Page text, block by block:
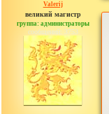
Valerij
великий магистр
группа: администраторы
сообщений: 3753